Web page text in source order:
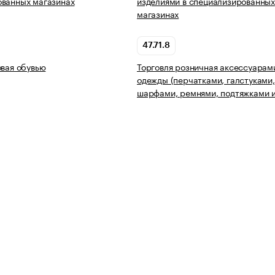
магазинах
обувью
47.71.8
Торговля розничная
одежды (перчатками, галстуками,
шарфами, ремнями, подтяжками